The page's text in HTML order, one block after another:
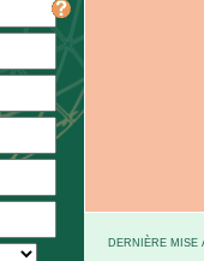
DERNIÈRE MISE